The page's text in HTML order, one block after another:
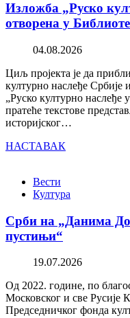
Изложба „Руско
отворена у
04.08.2026
Циљ пројекта је да
културно наслеђе Србије
„Руско културно наслеђе
пратеће текстове
историјског…
НАСТАВАК
Вести
Култура
Срби на „Данима
пустињи“
19.07.2026
Од 2022. године, по
Московског и све Русије
Председничког фонда